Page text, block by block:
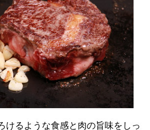
けるような食感と肉の旨味をしっ